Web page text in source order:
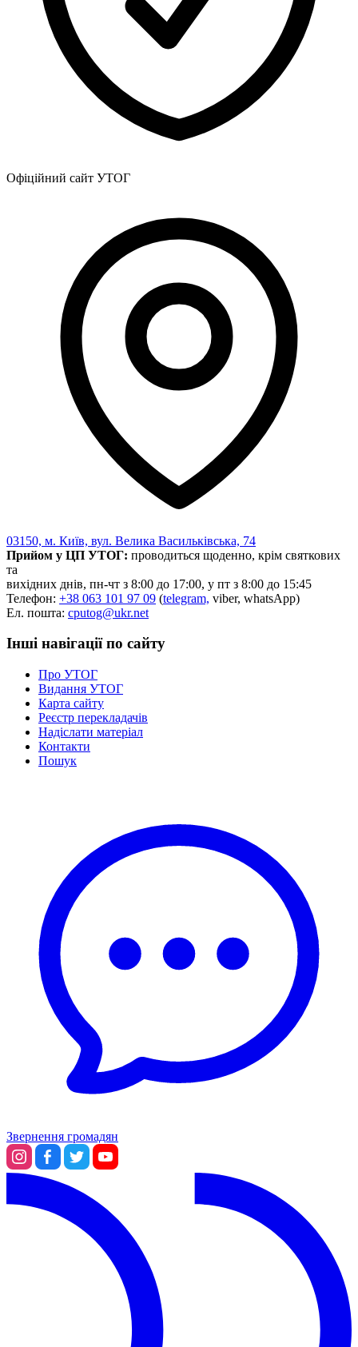
Офіційний сайт УТОГ
03150, м. Київ, вул. Велика Васильківська, 74
Прийом у ЦП УТОГ: проводиться щоденно, крім святкових
та
вихідних днів, пн-чт з 8:00 до 17:00, у пт з 8:00 до 15:45
Телефон: +38 063 101 97 09 (telegram, viber, whatsApp)
Ел. пошта: cputog@ukr.net
Інші навігації по сайту
Про УТОГ
Видання УТОГ
Карта сайту
Реєстр перекладачів
Надіслати матеріал
Контакти
Пошук
Звернення громадян